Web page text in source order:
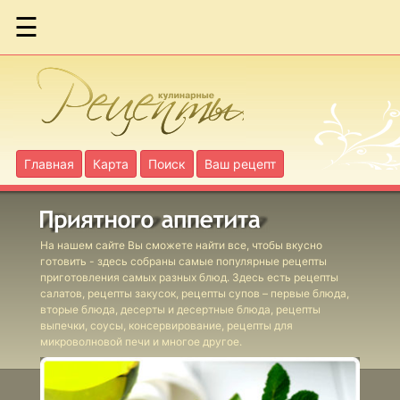
☰
Главная Карта Поиск Ваш рецепт
На нашем сайте Вы сможете найти все, чтобы вкусно
готовить - здесь собраны самые популярные рецепты
приготовления самых разных блюд. Здесь есть рецепты
салатов, рецепты закусок, рецепты супов – первые блюда,
вторые блюда, десерты и десертные блюда, рецепты
выпечки, соусы, консервирование, рецепты для
микроволновой печи и многое другое.
Коктейль
"Дед Мороз"
Коктейль
"Красный
богатырь"
Коктейль
"Ленивый
Билл"
Коктейль
"Морской"
Коктейль
"Новогодний